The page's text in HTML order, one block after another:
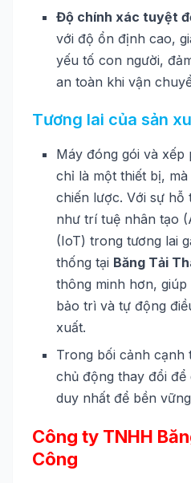
Độ chính xác tuyệt
với độ ổn định cao,
yếu tố con người,
an toàn khi vận
Tương lai của sản
Máy đóng gói và
chỉ là một thiết bị,
chiến lược. Với sự hỗ
như trí tuệ nhân tạo
(IoT) trong tương lai
thống tại Băng Tải
thông minh hơn,
bảo trì và tự động
xuất.
Trong bối cảnh cạnh
chủ động thay đổi
duy nhất để bền
Công ty TNHH
Công